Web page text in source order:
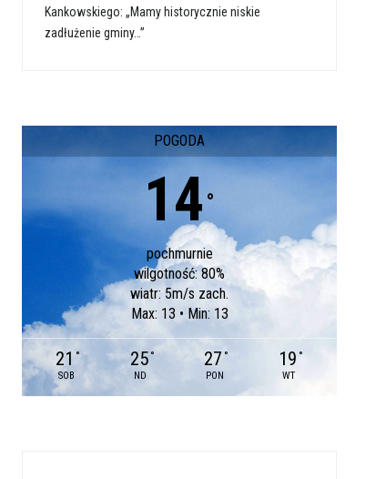
Kankowskiego: „Mamy historycznie niskie
zadłużenie gminy…”
POGODA
14 °
pochmurnie
wilgotność: 80%
wiatr: 5m/s zach.
Max: 13 • Min: 13
21 °
SOB
25 °
ND
27 °
PON
19 °
WT